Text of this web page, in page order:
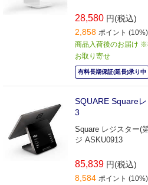
28,580 円(税込)
2,858 ポイント (10%)
商品入荷後のお届け
お取り寄せ
有料長期保証(延長)承り中
SQUARE Square
3
Square レジスター(
ジ ASKU0913
85,839 円(税込)
8,584 ポイント (10%)